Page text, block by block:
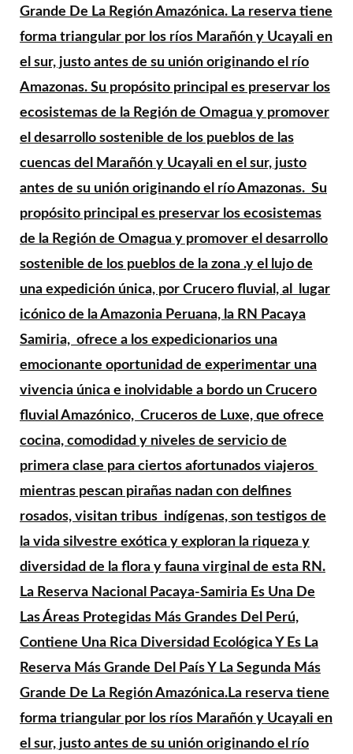
Grande De La Región Amazónica. La reserva tiene
forma triangular por los ríos Marañón y Ucayali en
el sur, justo antes de su unión originando el río
Amazonas. Su propósito principal es preservar los
ecosistemas de la Región de Omagua y promover
el desarrollo sostenible de los pueblos de las
cuencas del Marañón y Ucayali en el sur, justo
antes de su unión originando el río Amazonas. Su
propósito principal es preservar los ecosistemas
de la Región de Omagua y promover el desarrollo
sostenible de los pueblos de la zona .y el lujo de
una expedición única, por Crucero fluvial, al lugar
icónico de la Amazonia Peruana, la RN Pacaya
Samiria, ofrece a los expedicionarios una
emocionante oportunidad de experimentar una
vivencia única e inolvidable a bordo un Crucero
fluvial Amazónico, Cruceros de Luxe, que ofrece
cocina, comodidad y niveles de servicio de
primera clase para ciertos afortunados viajeros
mientras pescan pirañas nadan con delfines
rosados, visitan tribus indígenas, son testigos de
la vida silvestre exótica y exploran la riqueza y
diversidad de la flora y fauna virginal de esta RN.
La Reserva Nacional Pacaya-Samiria Es Una De
Las Áreas Protegidas Más Grandes Del Perú,
Contiene Una Rica Diversidad Ecológica Y Es La
Reserva Más Grande Del País Y La Segunda Más
Grande De La Región Amazónica.La reserva tiene
forma triangular por los ríos Marañón y Ucayali en
el sur, justo antes de su unión originando el río